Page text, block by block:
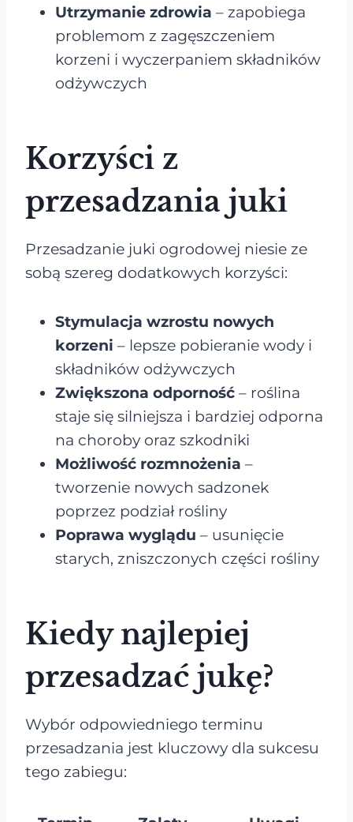
Utrzymanie zdrowia – zapobiega
problemom z zagęszczeniem
korzeni i wyczerpaniem składników
odżywczych
Korzyści z
przesadzania juki
Przesadzanie juki ogrodowej niesie ze
sobą szereg dodatkowych korzyści:
Stymulacja wzrostu nowych
korzeni – lepsze pobieranie wody i
składników odżywczych
Zwiększona odporność – roślina
staje się silniejsza i bardziej odporna
na choroby oraz szkodniki
Możliwość rozmnożenia –
tworzenie nowych sadzonek
poprzez podział rośliny
Poprawa wyglądu – usunięcie
starych, zniszczonych części rośliny
Kiedy najlepiej
przesadzać jukę?
Wybór odpowiedniego terminu
przesadzania jest kluczowy dla sukcesu
tego zabiegu: